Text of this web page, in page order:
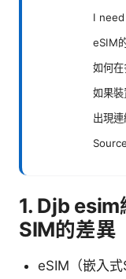
I
eSIM
如何在
如果裝
出現
1. Djb
SIM的差異
eSIM（嵌入